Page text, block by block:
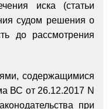
иска (статьи
судом решения о
до рассмотрения
содержащимися
ВС от 26.12.2017 N
при